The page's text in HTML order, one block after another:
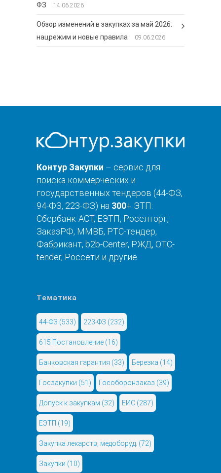
ФЗ
14.06.2026
Обзор изменений в закупках за май 2026:
нацрежим и новые правила
09.06.2026
Контур Закупки – сервис для
поиска коммерческих и
государственных тендеров (44-ФЗ,
94-ФЗ, 223-ФЗ) на 300+ ЭТП:
Сбербанк-АСТ, ЕЭТП, Роселторг,
ЗаказРФ, ММВБ, РТС-тендер,
Фабрикант, b2b-Center, РЖД, OTC-
tender, Россети и другие.
Тематика
44-ФЗ (533) 223-ФЗ (232)
615 Постановление (16)
Банковская гарантия (33) Березка (14)
Госзакупки (51) Гособоронзаказ (39)
Допуск к закупкам (32) ЕИС (287)
ЕЭТП (19)
Закупка лекарств, медоборуд. (72)
Закупки (10)